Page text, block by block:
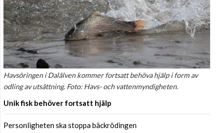
Havsöringen i Dalälven kommer fortsatt behöva hjälp i form av
odling av utsättning. Foto: Havs- och vattenmyndigheten.
Unik fisk behöver fortsatt hjälp
Personligheten ska stoppa bäckrödingen